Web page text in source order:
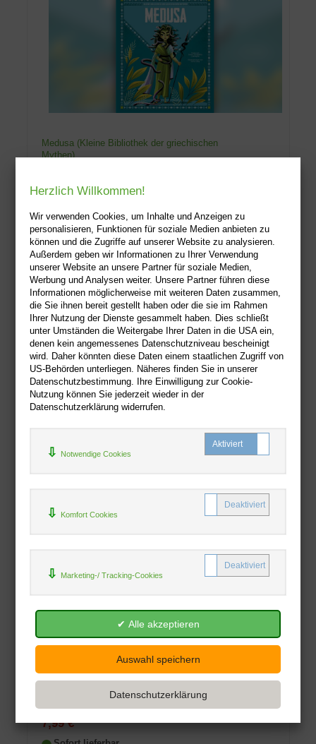
Medusa (Kleine Bibliothek der griechischen
Mythen)
White Star Verlag
Die Medusa ist eine ziemlich
furchterregende Gestalt mit
Schlangenhaaren und einem Gesicht, das
a...
Gebunden
9,95 €
Sofort lieferbar
Alle Preise inkl. MwSt| Versandkostenfrei
Total Genial! Wolfgang Amadeus Mozart
White Star Verlag
Ob kleine Nachtmusik oder Zauberflöte,
Schönes und Trauriges: Mozart konnte
einfach alles in Töne...
Gebunden
7,99 €
Herzlich Willkommen!
Wir verwenden Cookies, um Inhalte und Anzeigen zu
personalisieren, Funktionen für soziale Medien anbieten zu
können und die Zugriffe auf unserer Website zu analysieren.
Außerdem geben wir Informationen zu Ihrer Verwendung
unserer Website an unsere Partner für soziale Medien,
Werbung und Analysen weiter. Unsere Partner führen diese
Informationen möglicherweise mit weiteren Daten zusammen,
die Sie ihnen bereit gestellt haben oder die sie im Rahmen
Ihrer Nutzung der Dienste gesammelt haben. Dies schließt
unter Umständen die Weitergabe Ihrer Daten in die USA ein,
denen kein angemessenes Datenschutzniveau bescheinigt
wird. Daher könnten diese Daten einem staatlichen Zugriff von
US-Behörden unterliegen. Näheres finden Sie in unserer
Datenschutzbestimmung. Ihre Einwilligung zur Cookie-
Nutzung können Sie jederzeit wieder in der
Datenschutzerklärung widerrufen.
Notwendige Cookies
Komfort Cookies
Marketing-/ Tracking-Cookies